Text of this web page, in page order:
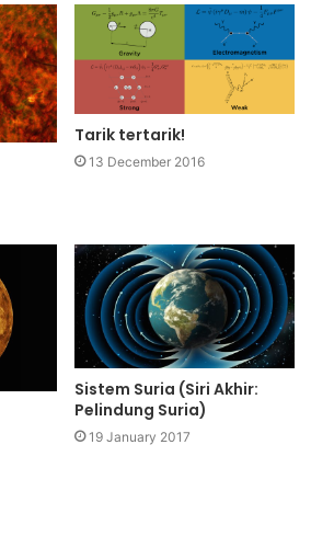
Tarik tertarik!
13 December 2016
Sistem Suria (Siri Akhir:
Pelindung Suria)
19 January 2017